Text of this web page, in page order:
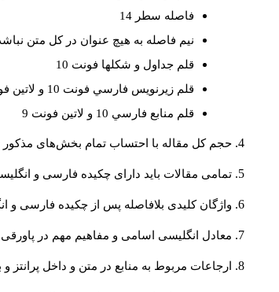
فاصله سطر 14
نيم فاصله به هيچ عنوان در كل متن
قلم جداول و شكلها فونت 10
قلم زيرنويس فارسي فونت 10 و لاتين فونت 8
قلم منابع فارسي 10 و لاتين فونت 9
حجم کل مقاله با احتساب تمام بخش‌های مذکور در بند ۲، بین ۶۰۰۰ تا
تمامی مقالات باید دارای چکیده فارسی و انگلیسی باشند. حجم هر
واژگان کلیدی بلافاصله پس از چکیده فارسی و انگلیسی و بین ۴-
معادل انگلیسی اسامی و مفاهیم مهم در
ارجاعات مربوط به منابع در متن و داخل